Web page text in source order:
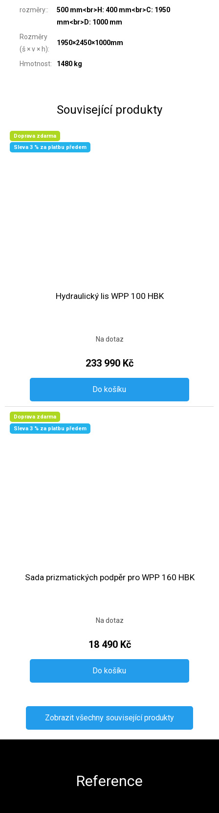
rozměry::
500 mm<br>H: 400 mm<br>C: 1950
mm<br>D: 1000 mm
Rozměry
(š × v × h):
1950×2450×1000mm
Hmotnost: 1480 kg
Související produkty
Doprava zdarma
Sleva 3 % za platbu předem
Hydraulický lis WPP 100 HBK
Na dotaz
233 990 Kč
Do košíku
Doprava zdarma
Sleva 3 % za platbu předem
Sada prizmatických podpěr pro WPP 160 HBK
Na dotaz
18 490 Kč
Do košíku
Zobrazit všechny související produkty
Reference